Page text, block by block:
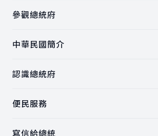
參觀總統府
中華民國簡介
認識總統府
便民服務
寫信給總統